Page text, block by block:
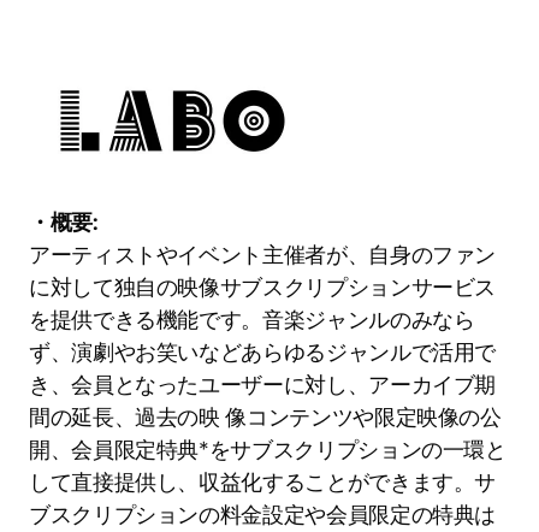
・概要:
アーティストやイベント主催者が、自身のファン
に対して独自の映像サブスクリプションサービス
を提供できる機能です。音楽ジャンルのみなら
ず、演劇やお笑いなどあらゆるジャンルで活用で
き、会員となったユーザーに対し、アーカイブ期
間の延長、過去の映 像コンテンツや限定映像の公
開、会員限定特典*をサブスクリプションの一環と
して直接提供し、収益化することができます。サ
ブスクリプションの料金設定や会員限定の特典は